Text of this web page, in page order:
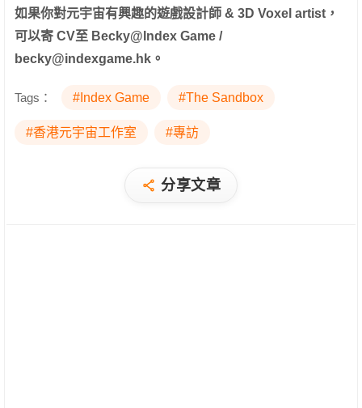
如果你對元宇宙有興趣的遊戲設計師 & 3D Voxel artist，
可以寄 CV至 Becky@Index Game /
becky@indexgame.hk。
Tags： #Index Game #The Sandbox
#香港元宇宙工作室 #專訪
分享文章